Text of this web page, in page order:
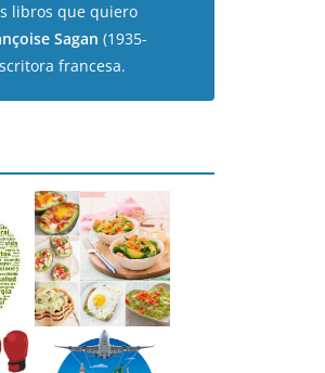
libros que quiero
Sagan (1935-
francesa.